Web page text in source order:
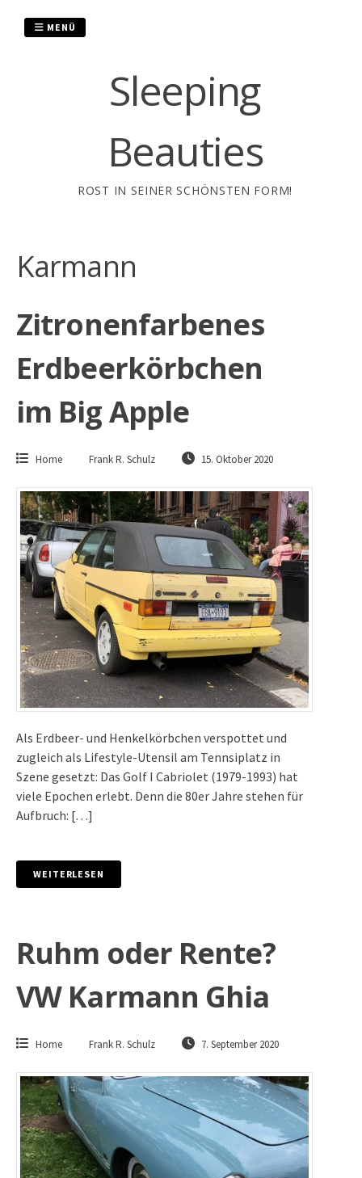
Sleeping
Beauties
ROST IN SEINER SCHÖNSTEN FORM!
MENÜ
Karmann
Zitronenfarbenes
Erdbeerkörbchen
im Big Apple
Home Frank R. Schulz 15. Oktober 2020
Als Erdbeer- und Henkelkörbchen verspottet und
zugleich als Lifestyle-Utensil am Tennsiplatz in
Szene gesetzt: Das Golf I Cabriolet (1979-1993) hat
viele Epochen erlebt. Denn die 80er Jahre stehen für
Aufbruch: […]
WEITERLESEN
Ruhm oder Rente?
VW Karmann Ghia
Home Frank R. Schulz 7. September 2020